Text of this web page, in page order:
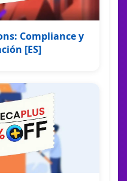
Compliance y
[ES]